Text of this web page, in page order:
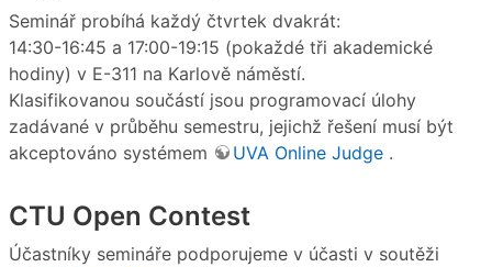
Seminář probíhá každý čtvrtek dvakrát:
14:30-16:45 a 17:00-19:15 (pokaždé tři akademické
hodiny) v E-311 na Karlově náměstí.
Klasifikovanou součástí jsou programovací úlohy
zadávané v průběhu semestru, jejichž řešení musí být
akceptováno systémem
UVA Online Judge .
CTU Open Contest
Účastníky semináře podporujeme v účasti v soutěži